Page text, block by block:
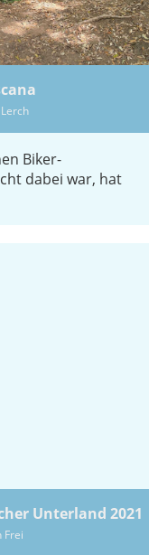
Biker-
dabei war, hat
Unterland 2021
Frei